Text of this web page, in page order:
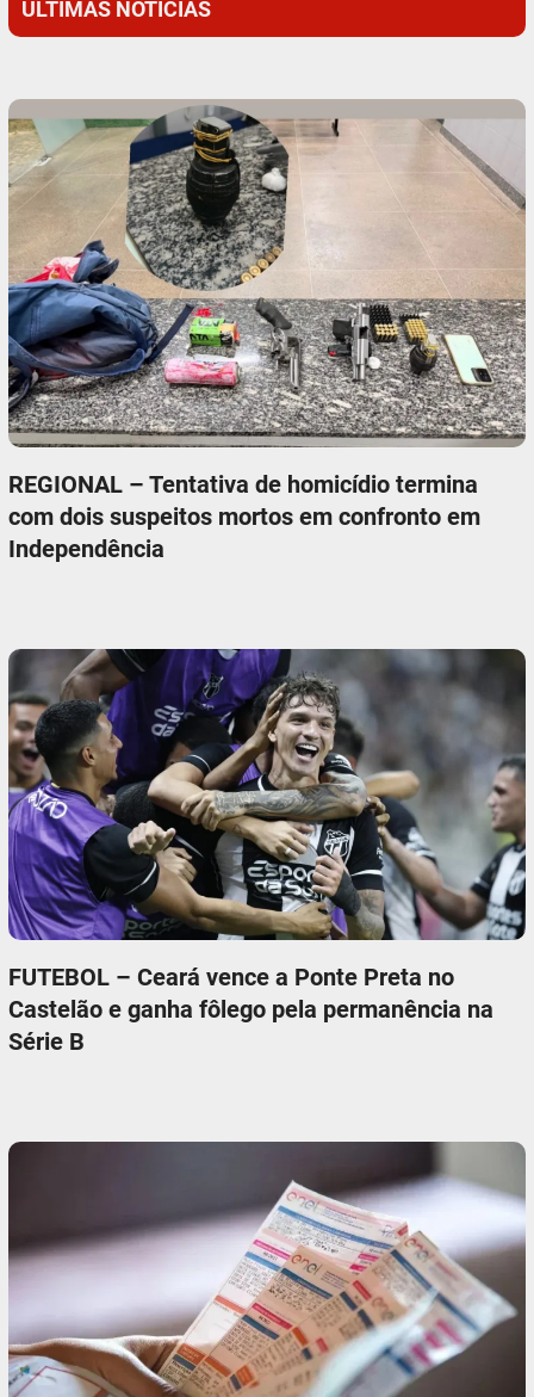
ÚLTIMAS NOTÍCIAS
REGIONAL – Tentativa de homicídio termina
com dois suspeitos mortos em confronto em
Independência
FUTEBOL – Ceará vence a Ponte Preta no
Castelão e ganha fôlego pela permanência na
Série B